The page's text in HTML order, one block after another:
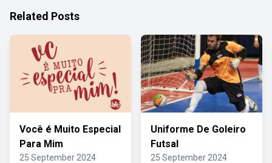
Related Posts
Você é Muito Especial
Para Mim
25 September 2024
Uniforme De Goleiro
Futsal
25 September 2024